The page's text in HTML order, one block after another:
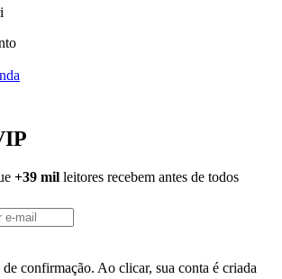
+39 mil leitores recebem antes de todos
confirmação. Ao clicar, sua conta é criada